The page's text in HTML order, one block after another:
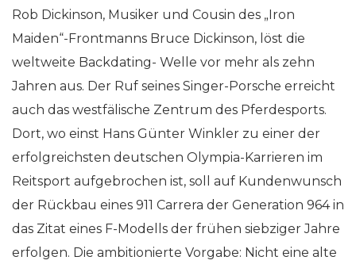
Rob Dickinson, Musiker und Cousin des „Iron
Maiden“-Frontmanns Bruce Dickinson, löst die
weltweite Backdating- Welle vor mehr als zehn
Jahren aus. Der Ruf seines Singer-Porsche erreicht
auch das westfälische Zentrum des Pferdesports.
Dort, wo einst Hans Günter Winkler zu einer der
erfolgreichsten deutschen Olympia-Karrieren im
Reitsport aufgebrochen ist, soll auf Kundenwunsch
der Rückbau eines 911 Carrera der Generation 964 in
das Zitat eines F-Modells der frühen siebziger Jahre
erfolgen. Die ambitionierte Vorgabe: Nicht eine alte